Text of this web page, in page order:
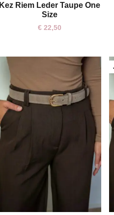
Kez Riem Leder Taupe One
Size
€22,50